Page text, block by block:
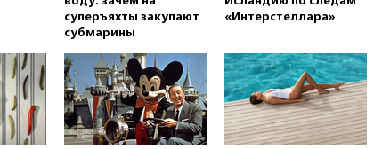
Slovnaft
вчера,
еще
ЧЕ
суперъяхты закупают
субмарины
«Интерстеллара»